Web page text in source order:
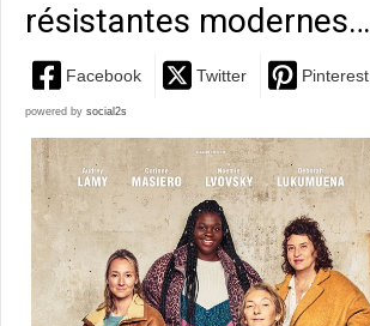
résistantes modernes…
Facebook Twitter Pinterest
powered by social2s